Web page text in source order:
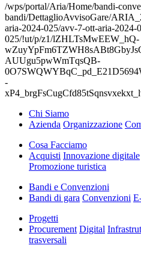
/wps/portal/Aria/Home/bandi-
bandi/DettaglioAvvisoGare/
aria-2024-025/avv-7-ott-aria-2024-
025/!ut/p/z1/lZHLTsMwEEW_hQ-
AUUgu5pwWmTqsQB-
-
Chi Siamo
Azienda Organizzazione
Cosa Facciamo
Acquisti Innovazione digitale
Promozione turistica
Bandi e Convenzioni
Bandi di gara Convenzioni
Progetti
Procurement Digital
trasversali